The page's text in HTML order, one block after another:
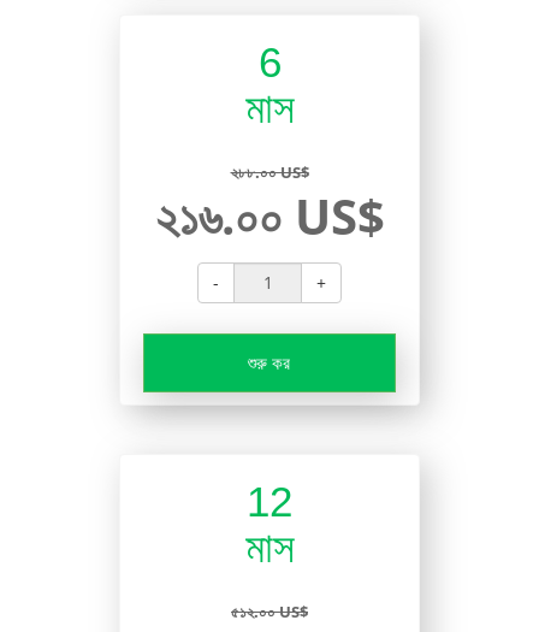
6
মাস
২৮৮.০০ US$
২১৬.০০ US$
- +
শুরু কর
12
মাস
৫১২.০০ US$